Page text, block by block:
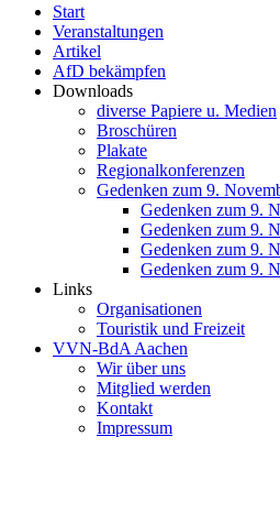
Start
Veranstaltungen
Artikel
AfD bekämpfen
Downloads
diverse Papiere u. Medien
Broschüren
Plakate
Regionalkonferenzen
Gedenken zum 9.
Gedenken zum 9.
Gedenken zum 9.
Gedenken zum 9.
Gedenken zum 9.
Links
Organisationen
Touristik und Freizeit
VVN-BdA Aachen
Wir über uns
Mitglied werden
Kontakt
Impressum